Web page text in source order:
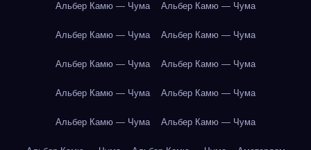
Альбер Камю — Чума Альбер Камю — Чума
Альбер Камю — Чума Альбер Камю — Чума
Альбер Камю — Чума Альбер Камю — Чума
Альбер Камю — Чума Альбер Камю — Чума
Альбер Камю — Чума Альбер Камю — Чума